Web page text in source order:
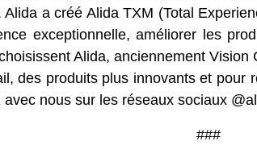
a créé Alida TXM (Total
exceptionnelle, améliorer les
Alida, anciennement
des produits plus innovants et
nous sur les réseaux sociaux
###